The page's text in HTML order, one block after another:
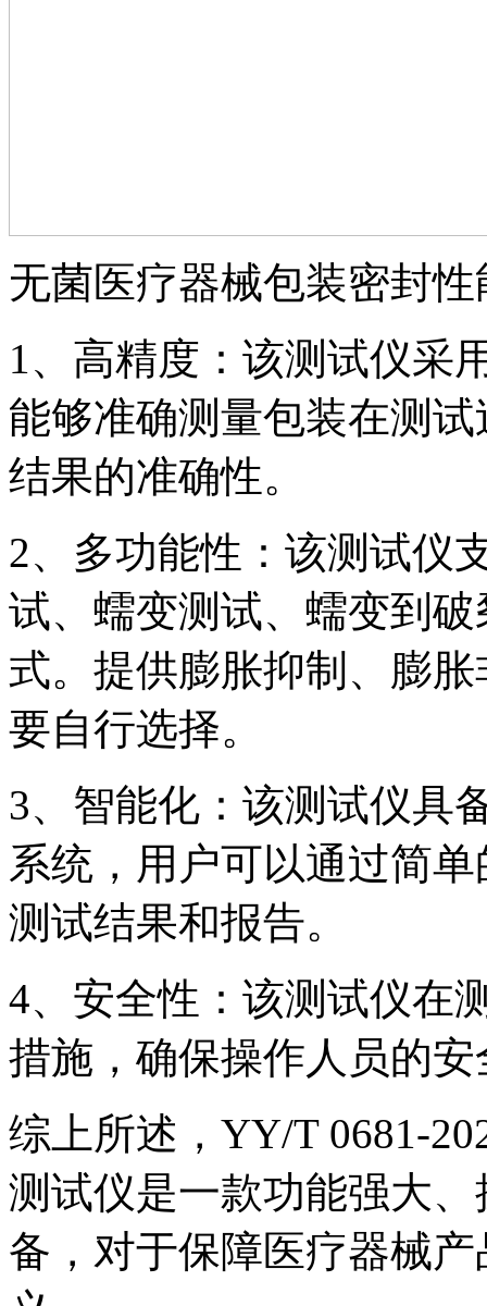
无菌医疗器械包装密封
1、高精度：该测试仪采
能够准确测量包装在测
结果的准确性。
2、多功能性：该测试仪
试、蠕变测试、蠕变到
式。提供膨胀抑制、膨
要自行选择。
3、智能化：该测试仪具
系统，用户可以通过简
测试结果和报告。
4、安全性：该测试仪在
措施，确保操作人员的
综上所述，YY/T 0681-
测试仪是一款功能强大
备，对于保障医疗器械